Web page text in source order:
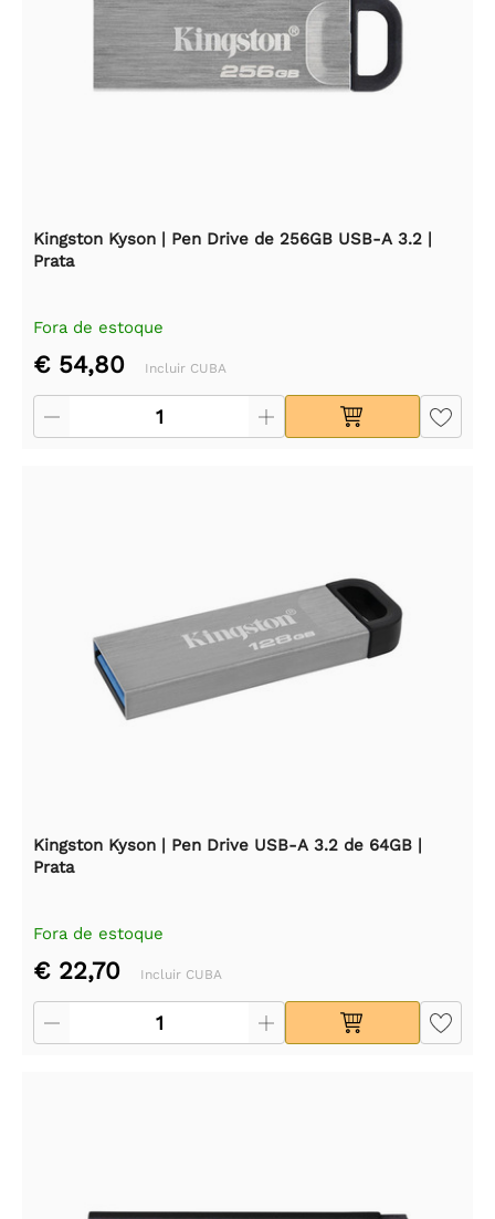
Kingston Kyson | Pen Drive de 256GB USB-A 3.2 |
Prata
Fora de estoque
€ 54,80 Incluir CUBA
Kingston Kyson | Pen Drive USB-A 3.2 de 64GB |
Prata
Fora de estoque
€ 22,70 Incluir CUBA